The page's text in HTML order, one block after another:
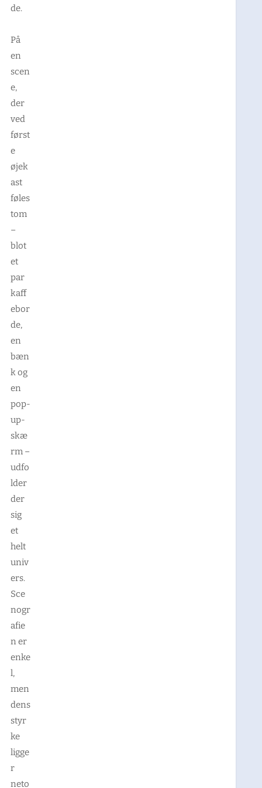
de.
På
en
scen
e,
der
ved
først
e
øjek
ast
føles
tom
–
blot
et
par
kaff
ebor
de,
en
bæn
k og
en
pop-
up-
skæ
rm –
udfo
lder
der
sig
et
helt
univ
ers.
Sce
nogr
afie
n er
enke
l,
men
dens
styr
ke
ligge
r
neto